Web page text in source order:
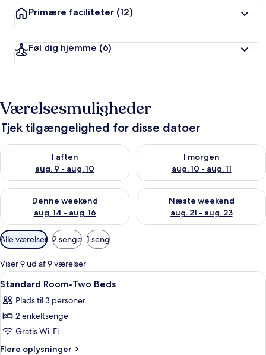
Primære faciliteter (12)
Føl dig hjemme (6)
Værelsesmuligheder
Tjek tilgængelighed for disse datoer
I aften
aug. 9 - aug. 10
Tjek tilgængelighed for i aften aug. 9 - aug. 10
I morgen
aug. 10 - aug. 11
Tjek tilgængelighed for i
Denne weekend
aug. 14 - aug. 16
Tjek tilgængelighed for denne weekend aug. 14 - aug. 16
Næste weekend
aug. 21 - aug. 23
Tjek tilgængelighed for næste
Tilgængelige
filtre
for
værelser
Alle værelser 2 senge 1 seng
Viser 9 ud af 9 værelser
Indlæs
alle
billeder
af
Standard
Room-
Pengeskab på værelset, skrivebord,
3
Standard Room-Two Beds
Plads til 3 personer
2 enkeltsenge
Gratis Wi-Fi
Flere oplysninger
Flere